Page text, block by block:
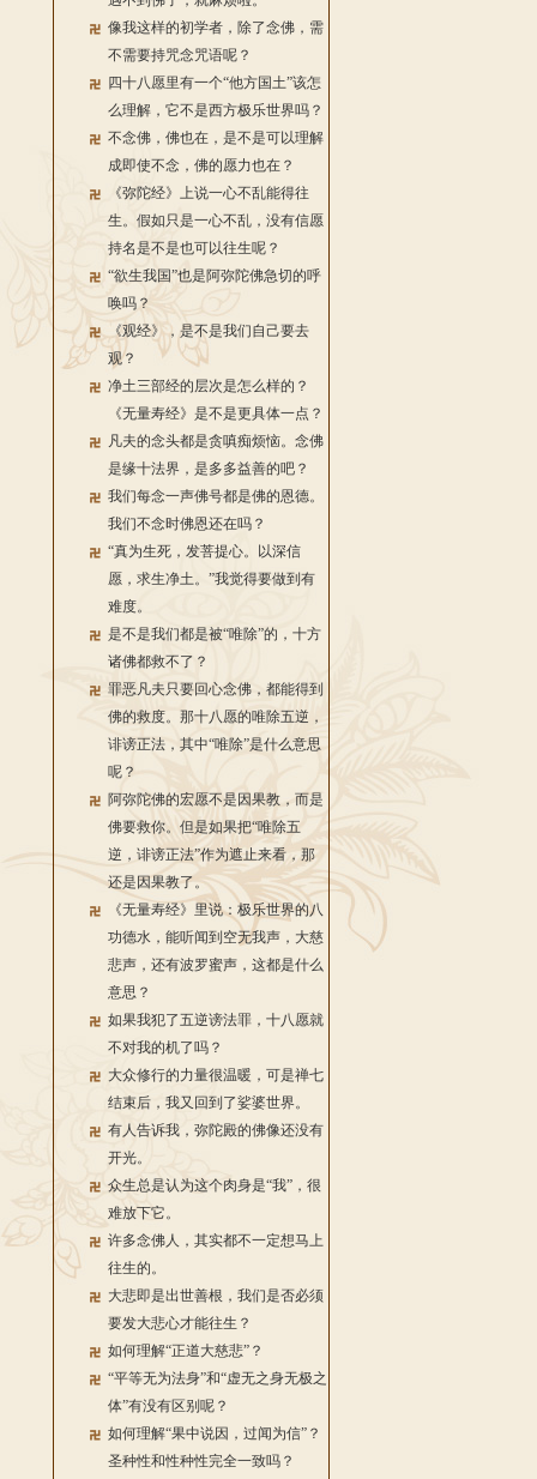
像我这样的初学者，除了念佛，需
不需要持咒念咒语呢？
四十八愿里有一个“他方国土”该怎
么理解，它不是西方极乐世界吗？
不念佛，佛也在，是不是可以理解
成即使不念，佛的愿力也在？
《弥陀经》上说一心不乱能得往
生。假如只是一心不乱，没有信愿
持名是不是也可以往生呢？
“欲生我国”也是阿弥陀佛急切的呼
唤吗？
《观经》，是不是我们自己要去
观？
净土三部经的层次是怎么样的？
《无量寿经》是不是更具体一点？
凡夫的念头都是贪嗔痴烦恼。念佛
是缘十法界，是多多益善的吧？
我们每念一声佛号都是佛的恩德。
我们不念时佛恩还在吗？
“真为生死，发菩提心。以深信
愿，求生净土。”我觉得要做到有
难度。
是不是我们都是被“唯除”的，十方
诸佛都救不了？
罪恶凡夫只要回心念佛，都能得到
佛的救度。那十八愿的唯除五逆，
诽谤正法，其中“唯除”是什么意思
呢？
阿弥陀佛的宏愿不是因果教，而是
佛要救你。但是如果把“唯除五
逆，诽谤正法”作为遮止来看，那
还是因果教了。
《无量寿经》里说：极乐世界的八
功德水，能听闻到空无我声，大慈
悲声，还有波罗蜜声，这都是什么
意思？
如果我犯了五逆谤法罪，十八愿就
不对我的机了吗？
大众修行的力量很温暖，可是禅七
结束后，我又回到了娑婆世界。
有人告诉我，弥陀殿的佛像还没有
开光。
众生总是认为这个肉身是“我”，很
难放下它。
许多念佛人，其实都不一定想马上
往生的。
大悲即是出世善根，我们是否必须
要发大悲心才能往生？
如何理解“正道大慈悲”？
“平等无为法身”和“虚无之身无极之
体”有没有区别呢？
如何理解“果中说因，过闻为信”？
圣种性和性种性完全一致吗？